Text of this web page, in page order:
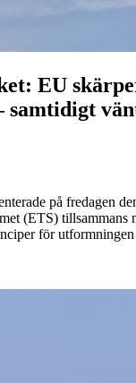
EU
på fredagen
för utformningen